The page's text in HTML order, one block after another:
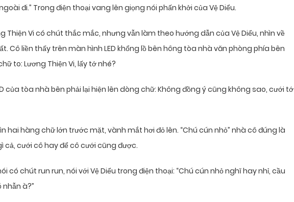
đi.” Trong điện thoại vang lên giọng nói phấn khởi của Vệ Diểu.
Thiện Vi có chút thắc mắc, nhưng vẫn làm theo hướng dẫn của Vệ Diểu, nhìn về
Cô liền thấy trên màn hình LED khổng lồ bên hông tòa nhà văn phòng phía bên
to: Lương Thiện Vi, lấy tớ nhé?
của tòa nhà bên phải lại hiện lên dòng chữ: Không đồng ý cũng không sao, cưới tớ
hai hàng chữ lớn trước mặt, vành mắt hơi đỏ lên. “Chú cún nhỏ” nhà cô đúng là
cả, cưới cô hay để cô cưới cũng được.
có chút run run, nói với Vệ Diểu trong điện thoại: “Chú cún nhỏ nghĩ hay nhỉ, cầu
à?”